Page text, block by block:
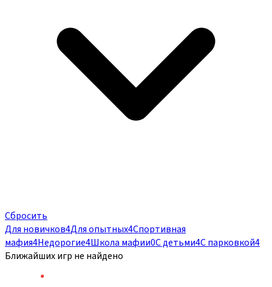
Сбросить
Для новичков4Для опытных4Спортивная
мафия4Недорогие4Школа мафии0С детьми4С парковкой4
Ближайших игр не найдено